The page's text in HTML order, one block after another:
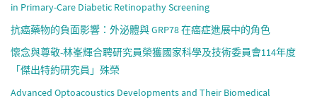
in Primary-Care Diabetic Retinopathy Screening
抗癌藥物的負面影響：外泌體與 GRP78 在癌症進展中的角色
懷念與尊敬-林峯輝合聘研究員榮獲國家科學及技術委員會114年度
「傑出特約研究員」殊榮
Advanced Optoacoustics Developments and Their Biomedical